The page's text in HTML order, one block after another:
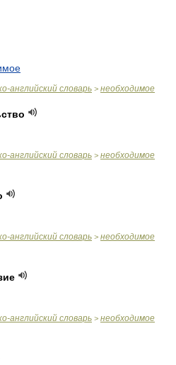
английский словарь > необходимое
английский словарь > необходимое
английский словарь > необходимое
английский словарь > необходимое